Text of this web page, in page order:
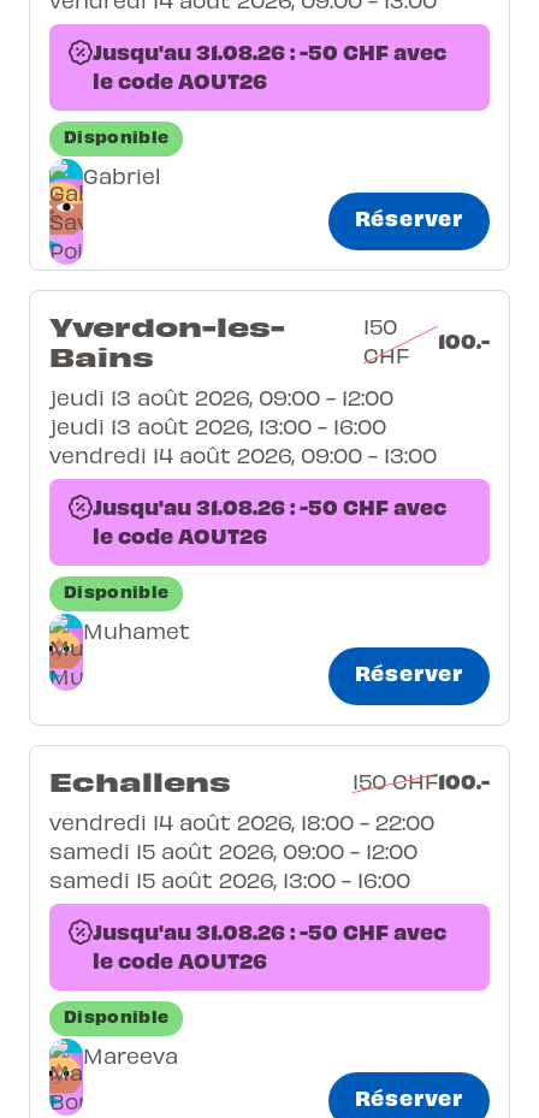
Jusqu'au 31.08.26 : -50 CHF avec
le code AOUT26
Disponible
Gabriel
Réserver
Yverdon-les-
Bains
150
CHF
100.-
jeudi 13 août 2026, 09:00 - 12:00
jeudi 13 août 2026, 13:00 - 16:00
vendredi 14 août 2026, 09:00 - 13:00
Jusqu'au 31.08.26 : -50 CHF avec
le code AOUT26
Disponible
Muhamet
Réserver
Echallens 150 CHF100.-
vendredi 14 août 2026, 18:00 - 22:00
samedi 15 août 2026, 09:00 - 12:00
samedi 15 août 2026, 13:00 - 16:00
Jusqu'au 31.08.26 : -50 CHF avec
le code AOUT26
Disponible
Mareeva
Réserver